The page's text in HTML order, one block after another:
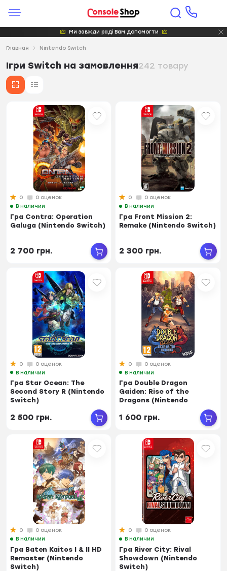
Ми завжди раді Вам допомогти
Главная Nintendo Switch
Ігри Switch на замовлення242 товару
0
0 оценок
В наличии
Гра Contra: Operation
Galuga (Nintendo Switch)
2 700 грн.
0
0 оценок
В наличии
Гра Front Mission 2:
Remake (Nintendo Switch)
2 300 грн.
0
0 оценок
В наличии
Гра Star Ocean: The
Second Story R (Nintendo
Switch)
2 500 грн.
0
0 оценок
В наличии
Гра Double Dragon
Gaiden: Rise of the
Dragons (Nintendo
1 600 грн.
0
0 оценок
В наличии
Гра Baten Kaitos I & II HD
Remaster (Nintendo
Switch)
0
0 оценок
В наличии
Гра River City: Rival
Showdown (Nintendo
Switch)